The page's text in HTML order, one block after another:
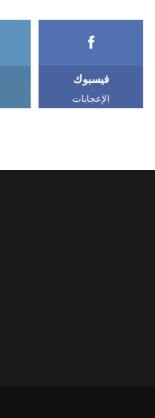
فيسبوك
الإعجابات